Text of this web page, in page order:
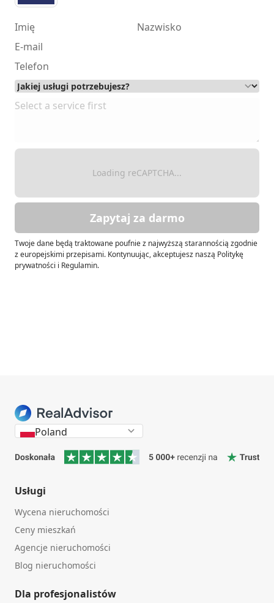
Loading reCAPTCHA...
Zapytaj za darmo
Twoje dane będą traktowane poufnie z najwyższą starannością zgodnie
z europejskimi przepisami. Kontynuując, akceptujesz naszą Politykę
prywatności i Regulamin.
Poland
Usługi
Wycena nieruchomości
Ceny mieszkań
Agencje nieruchomości
Blog nieruchomości
Dla profesjonalistów